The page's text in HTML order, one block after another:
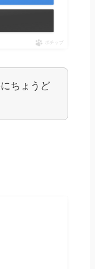
ポチップ
ちょうど